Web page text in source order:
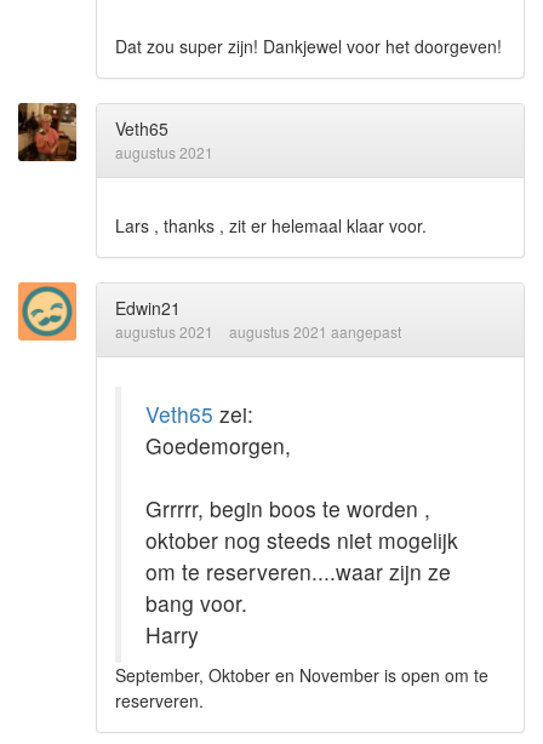
Dat zou super zijn! Dankjewel voor het doorgeven!
Veth65
augustus 2021
Lars , thanks , zit er helemaal klaar voor.
Edwin21
augustus 2021 augustus 2021 aangepast
Veth65 zei:
Goedemorgen,
Grrrrr, begin boos te worden ,
oktober nog steeds niet mogelijk
om te reserveren....waar zijn ze
bang voor.
Harry
September, Oktober en November is open om te
reserveren.